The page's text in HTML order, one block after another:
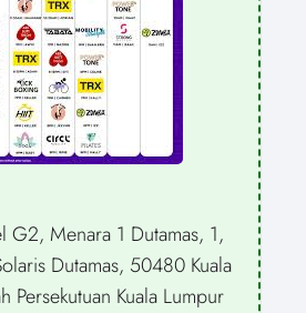
G2, Menara 1 Dutamas, 1,
Dutamas, 50480 Kuala
Persekutuan Kuala Lumpur